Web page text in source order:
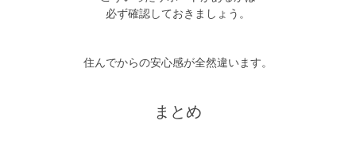
必ず確認しておきましょう。
住んでからの安心感が全然違います。
まとめ